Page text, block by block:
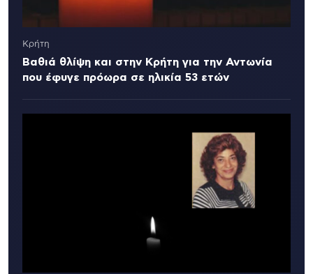
Κρήτη
Βαθιά θλίψη και στην Κρήτη για την Αντωνία
που έφυγε πρόωρα σε ηλικία 53 ετών